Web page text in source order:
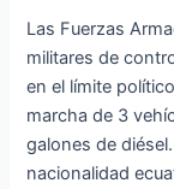
Las Fuerzas
militares de
en el límite
marcha de 3
galones de
nacionalidad